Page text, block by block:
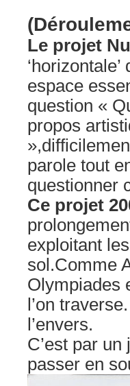
Le projet
espace
question «
propos
parole tout
questionner
Ce projet
exploitant
sol.Comme
Olympiades
l’on
l’envers.
C’est par
passer en